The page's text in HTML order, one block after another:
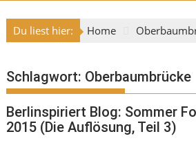
Du liest hier: Home
Schlagwort: Oberbaumbrücke
Berlinspiriert Blog: Sommer
2015 (Die Auflösung, Teil 3)